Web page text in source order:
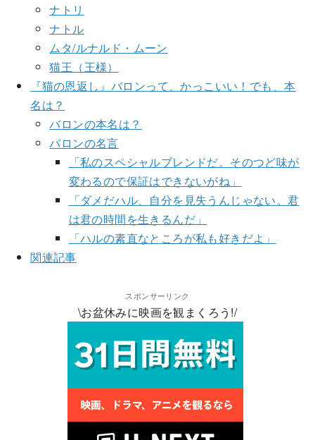
ナトリ
ナトル
ムタ/ルナルド・ムーン
猫王（王様）
『猫の恩返し』バロンって、かっこいい！でも、本
名は？
バロンの本名は？
バロンの名言
「私のスペシャルブレンドだ。そのつど味が
変わるので保証はできないがね」
「ダメだハル、自分を見失うんじゃない。君
は君の時間を生きるんだ」
「ハルの素直なところが私も好きだよ」
関連記事
スポンサーリンク
\お盆休みに映画を観まくろう!/